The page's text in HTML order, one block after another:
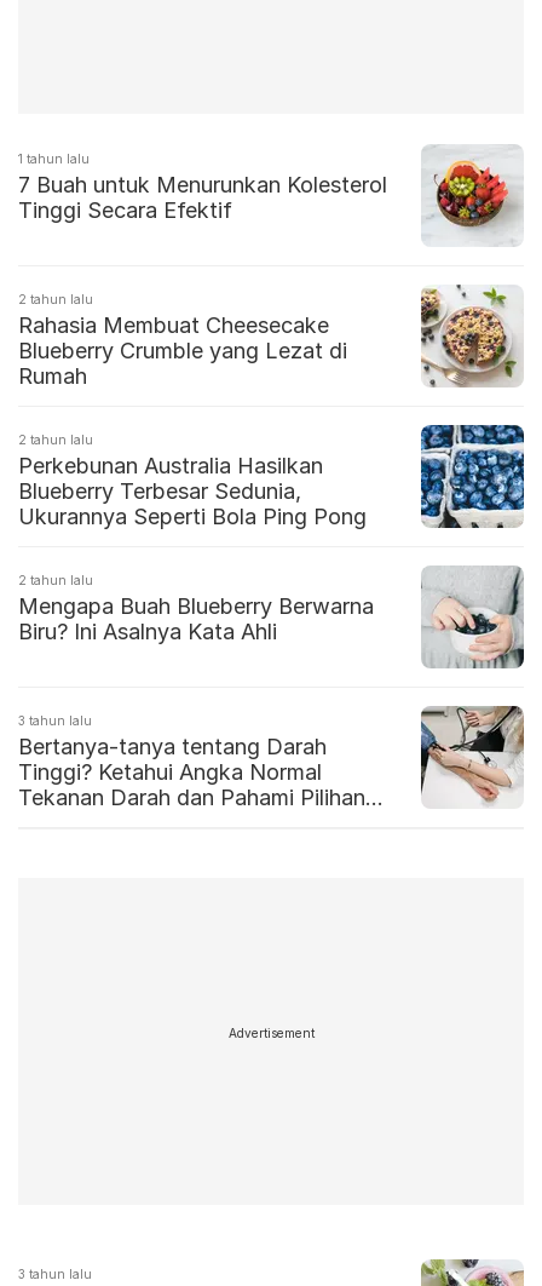
1 tahun lalu
7 Buah untuk Menurunkan Kolesterol
Tinggi Secara Efektif
2 tahun lalu
Rahasia Membuat Cheesecake
Blueberry Crumble yang Lezat di
Rumah
2 tahun lalu
Perkebunan Australia Hasilkan
Blueberry Terbesar Sedunia,
Ukurannya Seperti Bola Ping Pong
2 tahun lalu
Mengapa Buah Blueberry Berwarna
Biru? Ini Asalnya Kata Ahli
3 tahun lalu
Bertanya-tanya tentang Darah
Tinggi? Ketahui Angka Normal
Tekanan Darah dan Pahami Pilihan
Advertisement
3 tahun lalu